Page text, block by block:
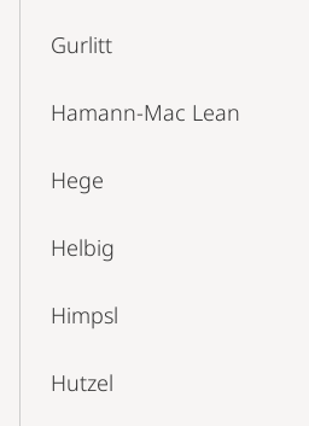
Gurlitt
Hamann-Mac Lean
Hege
Helbig
Himpsl
Hutzel